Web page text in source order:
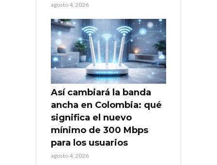
agosto 4, 2026
Así cambiará la banda
ancha en Colombia: qué
significa el nuevo
mínimo de 300 Mbps
para los usuarios
agosto 4, 2026